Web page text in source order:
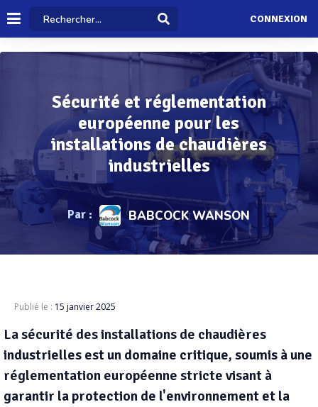
CONNEXION
Sécurité et réglementation
européenne pour les
installations de chaudières
industrielles
Par : BABCOCK WANSON
Publié le : 15 janvier 2025
La sécurité des installations de chaudières
industrielles est un domaine critique, soumis à une
réglementation européenne stricte visant à
garantir la protection de l'environnement et la